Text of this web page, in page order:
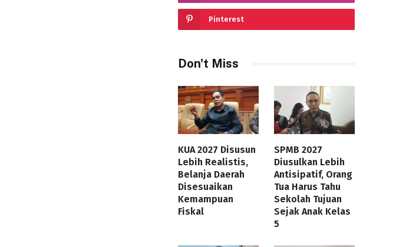
Pinterest
Don't Miss
KUA 2027 Disusun
Lebih Realistis,
Belanja Daerah
Disesuaikan
Kemampuan
Fiskal
SPMB 2027
Diusulkan Lebih
Antisipatif, Orang
Tua Harus Tahu
Sekolah Tujuan
Sejak Anak Kelas
5